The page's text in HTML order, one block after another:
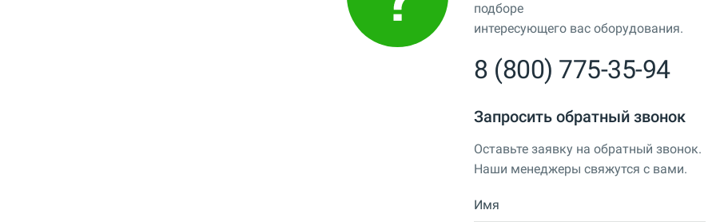
подборе
интересующего вас оборудования.
8 (800) 775-35-94
Запросить обратный звонок
Оставьте заявку на обратный звонок.
Наши менеджеры свяжутся с вами.
Имя